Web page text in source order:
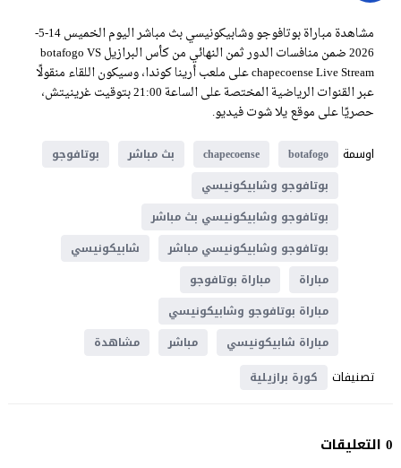
مشاهدة مباراة بوتافوجو وشابيكونيسي بث مباشر اليوم الخميس 14-5-
2026 ضمن منافسات الدور ثمن النهائي من كأس البرازيل botafogo VS
chapecoense Live Stream على ملعب أرينا كوندا، وسيكون اللقاء منقولًا
عبر القنوات الرياضية المختصة على الساعة 21:00 بتوقيت غرينيتش،
حصريًا على موقع يلا شوت فيديو.
اوسمة
botafogo
chapecoense بث مباشر
بوتافوجو
بوتافوجو وشابيكونيسي
بوتافوجو وشابيكونيسي بث مباشر
بوتافوجو وشابيكونيسي مباشر
شابيكونيسي
مباراة
مباراة بوتافوجو
مباراة بوتافوجو وشابيكونيسي
مباراة شابيكونيسي
مباشر مشاهدة
تصنيفات كورة برازيلية
0 التعليقات